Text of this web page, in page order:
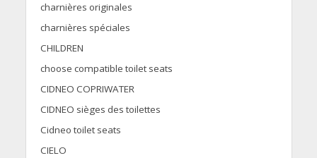
charnières originales
charnières spéciales
CHILDREN
choose compatible toilet seats
CIDNEO COPRIWATER
CIDNEO sièges des toilettes
Cidneo toilet seats
CIELO